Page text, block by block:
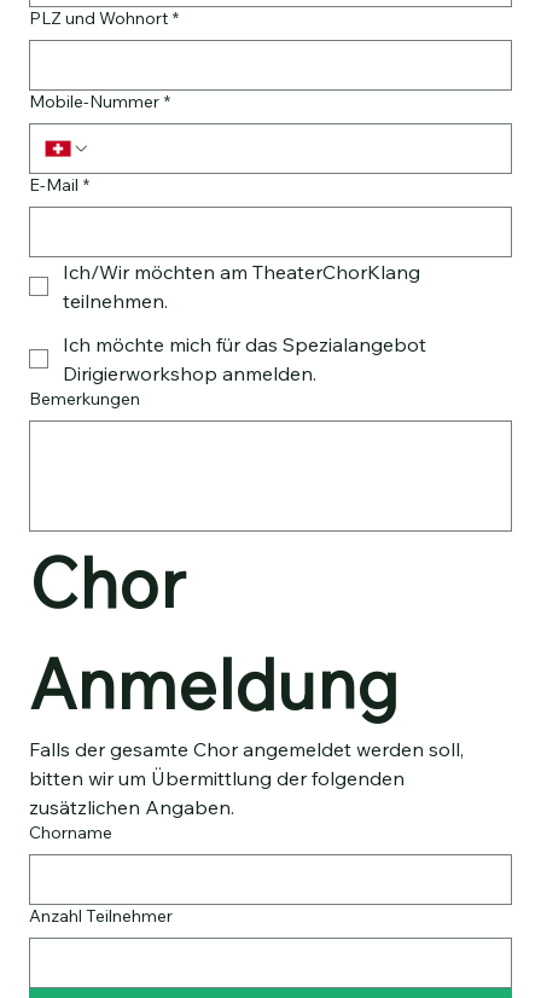
PLZ und Wohnort *
Mobile-Nummer *
E-Mail *
Ich/Wir möchten am TheaterChorKlang
teilnehmen.
Ich möchte mich für das Spezialangebot
Dirigierworkshop anmelden.
Bemerkungen
Chor
Anmeldung
Falls der gesamte Chor angemeldet werden soll,
bitten wir um Übermittlung der folgenden
zusätzlichen Angaben.
Chorname
Anzahl Teilnehmer